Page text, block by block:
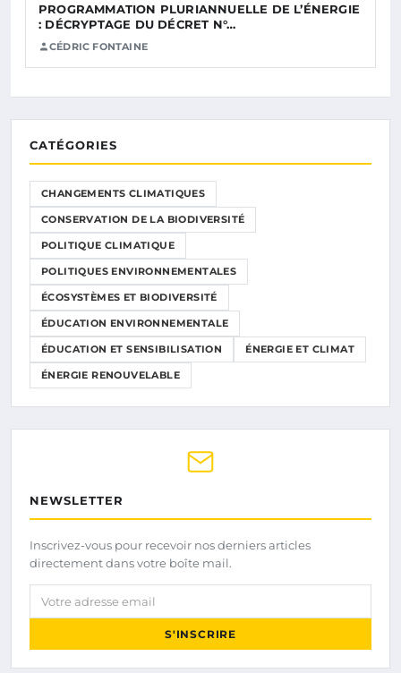
PROGRAMMATION PLURIANNUELLE DE L’ÉNERGIE
: DÉCRYPTAGE DU DÉCRET N°…
CÉDRIC FONTAINE
CATÉGORIES
CHANGEMENTS CLIMATIQUES
CONSERVATION DE LA BIODIVERSITÉ
POLITIQUE CLIMATIQUE
POLITIQUES ENVIRONNEMENTALES
ÉCOSYSTÈMES ET BIODIVERSITÉ
ÉDUCATION ENVIRONNEMENTALE
ÉDUCATION ET SENSIBILISATION ÉNERGIE ET CLIMAT
ÉNERGIE RENOUVELABLE
NEWSLETTER
Inscrivez-vous pour recevoir nos derniers articles
directement dans votre boîte mail.
Votre adresse email
S'INSCRIRE